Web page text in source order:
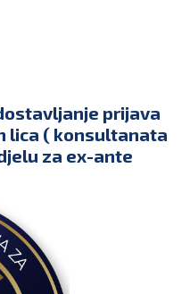
prijava
lica ( konsultanata
za ex-ante